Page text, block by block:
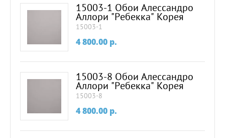
15003-1 Обои Алессандро
Аллори "Ребекка" Корея
15003-1
4 800.00 p.
15003-8 Обои Алессандро
Аллори "Ребекка" Корея
15003-8
4 800.00 p.